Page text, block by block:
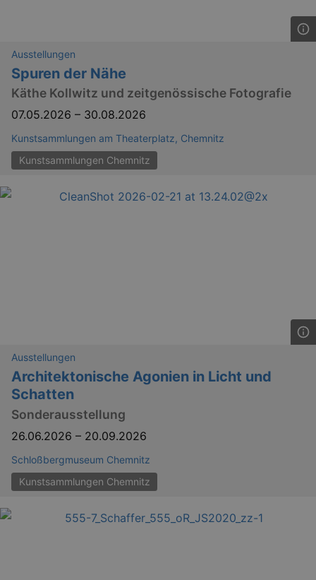
Ausstellungen
Spuren der Nähe
Käthe Kollwitz und zeitgenössische Fotografie
07.05.2026 – 30.08.2026
Kunstsammlungen am Theaterplatz, Chemnitz
Kunstsammlungen Chemnitz
Ausstellungen
Architektonische Agonien in Licht und
Schatten
Sonderausstellung
26.06.2026 – 20.09.2026
Schloßbergmuseum Chemnitz
Kunstsammlungen Chemnitz